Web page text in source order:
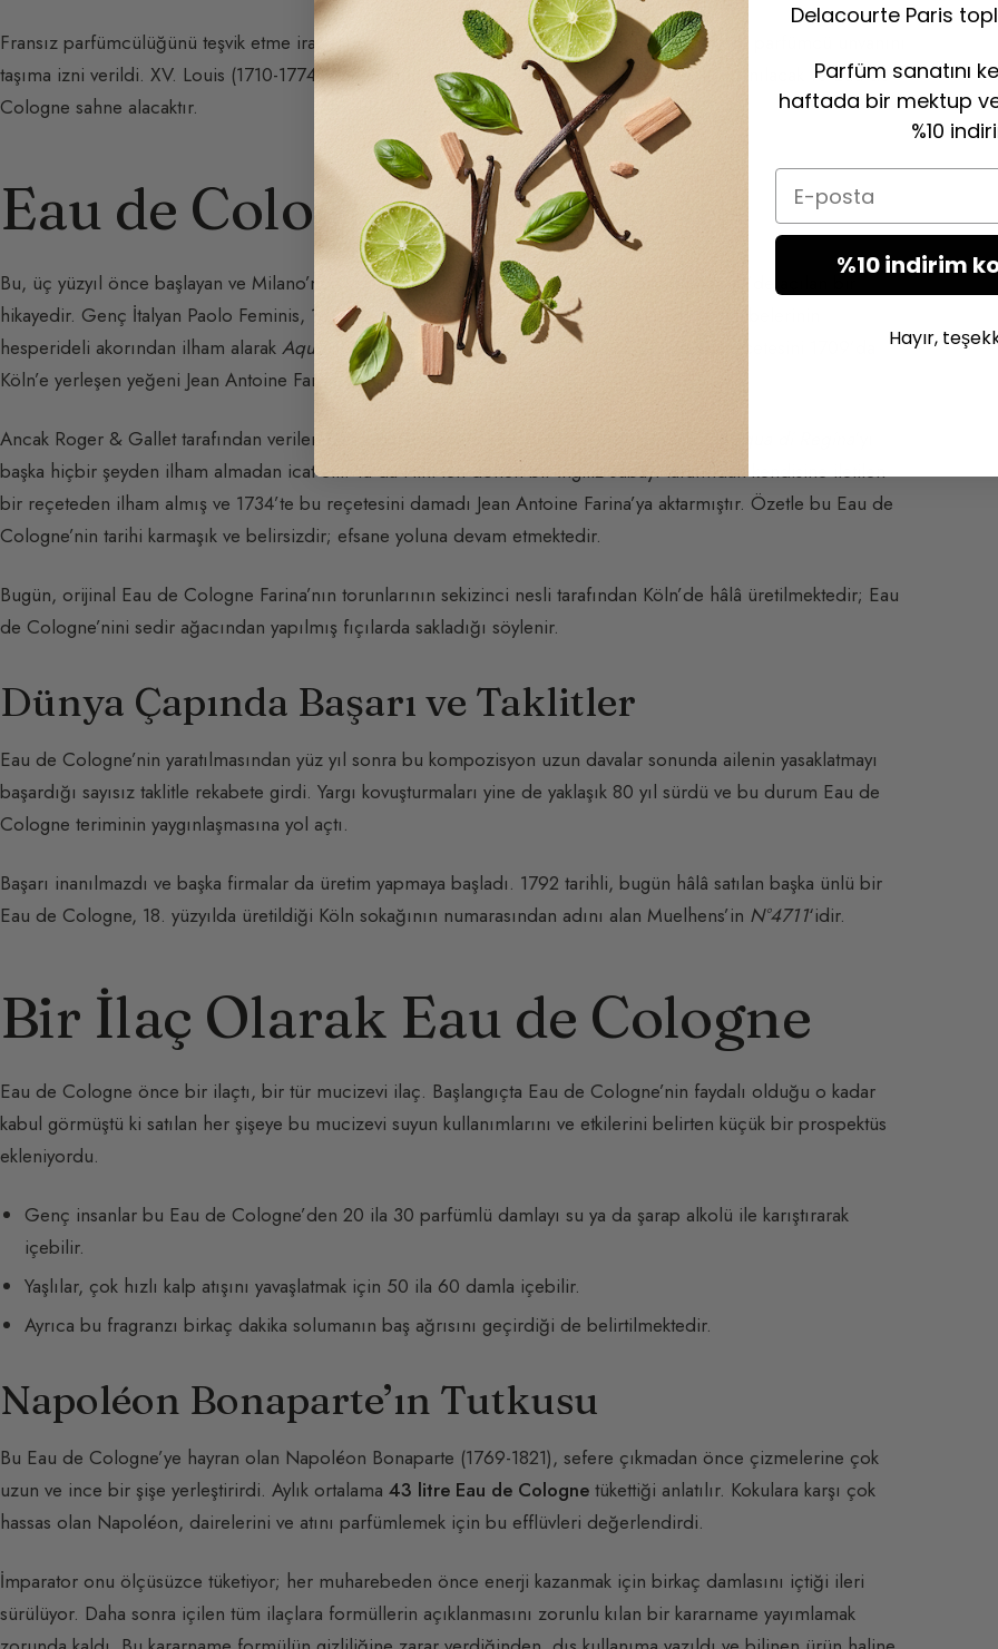
Fransız parfümcülüğünü teşvik etme iradesi sergiledi; onun döneminde eldivenler üretenlere parfümcü unvanını
taşıma izni verildi. XV. Louis (1710-1774) döneminde Versailles Sarayı parfümlü saray olarak anılacak ve Eau de
Cologne sahne alacaktır.
Eau de Cologne’nin Doğuşu
Bu, üç yüzyıl önce başlayan ve Milano’nun kuzeyindeki Lombardia’daki Santa Maria Maggiore’de açılan bir
hikayedir. Genç İtalyan Paolo Feminis, 1695’te belki de Maria Santa Novella manastırının rahibelerinin
hesperideli akorından ilham alarak Aqua Mirabilisreçetesini icat etti: Acqua di Regina
Köln’e yerleşen yeğeni Jean Antoine Farina’ya aktarmış olabilir.
Ancak Roger & Gallet tarafından verilen başka bir versiyona göre Giovanni Paolo Feminis,
başka hiçbir şeyden ilham almadan icat etti. Ya da Hint’ten dönen bir İngiliz subayı tarafından kendisine iletilen
bir reçeteden ilham almış ve 1734’te bu reçetesini damadı Jean Antoine Farina’ya aktarmıştır. Özetle bu Eau de
Cologne’nin tarihi karmaşık ve belirsizdir; efsane yoluna devam etmektedir.
Bugün, orijinal Eau de Cologne Farina’nın torunlarının sekizinci nesli tarafından Köln’de hâlâ üretilmektedir; Eau
de Cologne’nini sedir ağacından yapılmış fıçılarda sakladığı söylenir.
Dünya Çapında Başarı ve Taklitler
Eau de Cologne’nin yaratılmasından yüz yıl sonra bu kompozisyon uzun davalar sonunda ailenin yasaklatmayı
başardığı sayısız taklitle rekabete girdi. Yargı kovuşturmaları yine de yaklaşık 80 yıl sürdü ve bu durum Eau de
Cologne teriminin yaygınlaşmasına yol açtı.
Başarı inanılmazdı ve başka firmalar da üretim yapmaya başladı. 1792 tarihli, bugün hâlâ satılan başka ünlü bir
Eau de Cologne, 18. yüzyılda üretildiği Köln sokağının numarasından adını alan Muelhens’in N°4711‘idir.
Bir İlaç Olarak Eau de Cologne
Eau de Cologne önce bir ilaçtı, bir tür mucizevi ilaç. Başlangıçta Eau de Cologne’nin faydalı olduğu o kadar
kabul görmüştü ki satılan her şişeye bu mucizevi suyun kullanımlarını ve etkilerini belirten küçük bir prospektüs
ekleniyordu.
Genç insanlar bu Eau de Cologne’den 20 ila 30 parfümlü damlayı su ya da şarap alkolü ile karıştırarak
içebilir.
Yaşlılar, çok hızlı kalp atışını yavaşlatmak için 50 ila 60 damla içebilir.
Ayrıca bu fragranzı birkaç dakika solumanın baş ağrısını geçirdiği de belirtilmektedir.
Napoléon Bonaparte’ın Tutkusu
Bu Eau de Cologne’ye hayran olan Napoléon Bonaparte (1769-1821), sefere çıkmadan önce çizmelerine çok
uzun ve ince bir şişe yerleştirirdi. Aylık ortalama 43 litre Eau de Cologne tükettiği anlatılır. Kokulara karşı çok
hassas olan Napoléon, dairelerini ve atını parfümlemek için bu efflüvleri değerlendirdi.
İmparator onu ölçüsüzce tüketiyor; her muharebeden önce enerji kazanmak için birkaç damlasını içtiği ileri
sürülüyor. Daha sonra içilen tüm ilaçlara formüllerin açıklanmasını zorunlu kılan bir kararname yayımlamak
Delacourte Paris
Parfüm sanatını
haftada bir mektup
%10
Email
%10 indirim
Hayır,